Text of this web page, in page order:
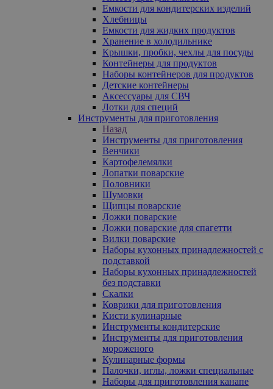
Емкости для кондитерских изделий
Хлебницы
Емкости для жидких продуктов
Хранение в холодильнике
Крышки, пробки, чехлы для посуды
Контейнеры для продуктов
Наборы контейнеров для продуктов
Детские контейнеры
Аксессуары для СВЧ
Лотки для специй
Инструменты для приготовления
Назад
Инструменты для приготовления
Венчики
Картофелемялки
Лопатки поварские
Половники
Шумовки
Щипцы поварские
Ложки поварские
Ложки поварские для спагетти
Вилки поварские
Наборы кухонных принадлежностей с
подставкой
Наборы кухонных принадлежностей
без подставки
Скалки
Коврики для приготовления
Кисти кулинарные
Инструменты кондитерские
Инструменты для приготовления
мороженого
Кулинарные формы
Палочки, иглы, ложки специальные
Наборы для приготовления канапе